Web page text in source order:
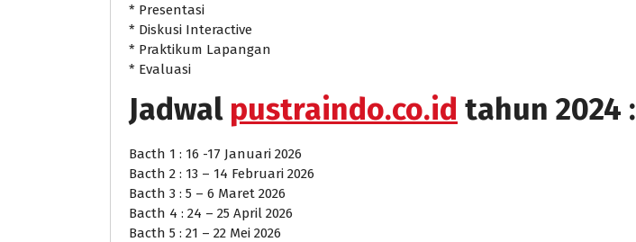
* Presentasi
* Diskusi Interactive
* Praktikum Lapangan
* Evaluasi
Jadwal pustraindo.co.id tahun 2024 :
Bacth 1 : 16 -17 Januari 2026
Bacth 2 : 13 – 14 Februari 2026
Bacth 3 : 5 – 6 Maret 2026
Bacth 4 : 24 – 25 April 2026
Bacth 5 : 21 – 22 Mei 2026